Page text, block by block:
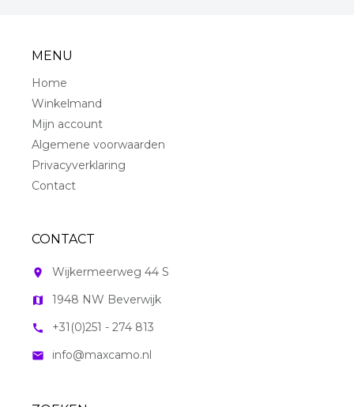
MENU
Home
Winkelmand
Mijn account
Algemene voorwaarden
Privacyverklaring
Contact
CONTACT
room Wijkermeerweg 44 S
map 1948 NW Beverwijk
call +31(0)251 - 274 813
mail info@maxcamo.nl